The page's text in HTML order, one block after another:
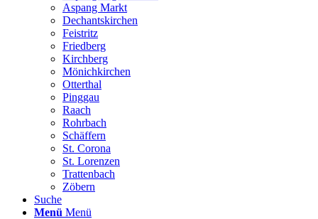
Aspang Markt
Dechantskirchen
Feistritz
Friedberg
Kirchberg
Mönichkirchen
Otterthal
Pinggau
Raach
Rohrbach
Schäffern
St. Corona
St. Lorenzen
Trattenbach
Zöbern
Suche
Menü Menü